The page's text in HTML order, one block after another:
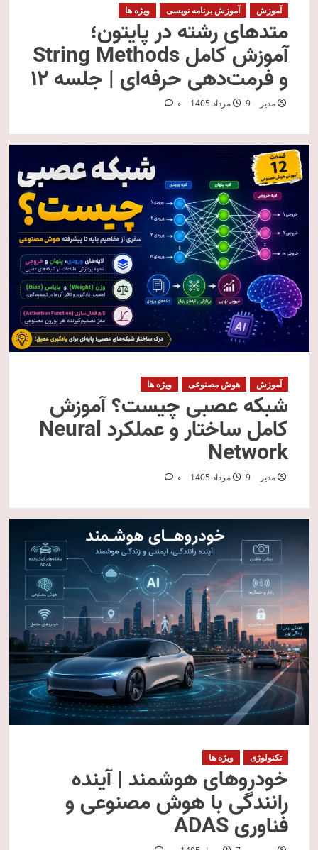
آموزش آموزش برنامه نویسی ویژه ها
متدهای رشته در پایتون؛
آموزش کامل String Methods
و فرمت‌دهی حرفه‌ای | جلسه ۱۲
مدیر 9 مرداد 1405 0
آموزش هوش مصنوعی ویژه ها
شبکه عصبی چیست؟ آموزش
کامل ساختار و عملکرد Neural
Network
مدیر 9 مرداد 1405 0
تکنولوژی ویژه ها
خودروهای هوشمند | آینده
رانندگی با هوش مصنوعی و
فناوری ADAS